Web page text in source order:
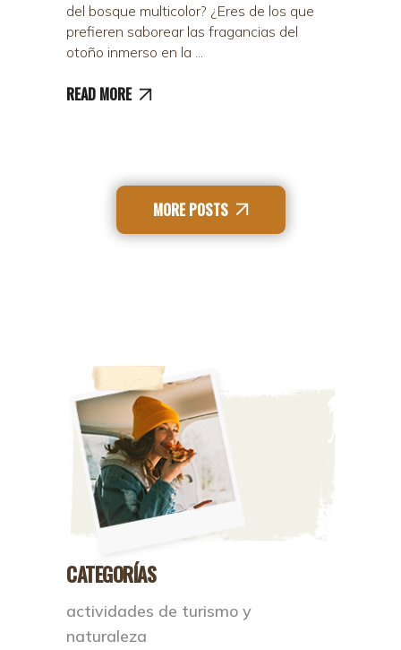
del bosque multicolor? ¿Eres de los que
prefieren saborear las fragancias del
otoño inmerso en la
READ MORE
MORE POSTS
CATEGORÍAS
actividades de turismo y
naturaleza